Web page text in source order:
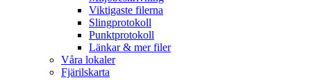
Viktigaste filerna
Slingprotokoll
Punktprotokoll
Länkar & mer filer
Våra lokaler
Fjärilskarta